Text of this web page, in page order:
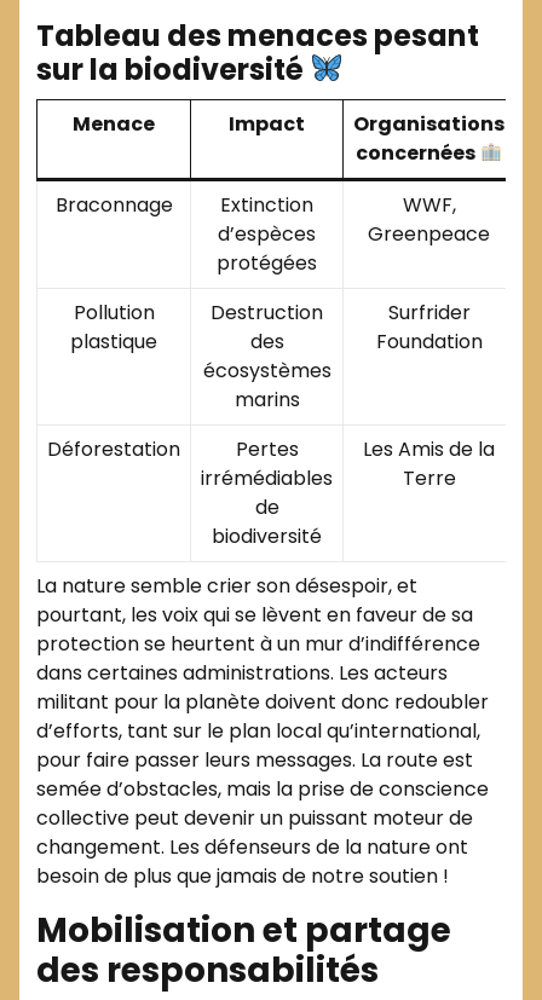
Tableau des menaces pesant
sur la biodiversité
Menace Impact
Organisations
concernées
Braconnage
Extinction
d’espèces
protégées
WWF,
Greenpeace
Pollution
plastique
Destruction
des
écosystèmes
marins
Surfrider
Foundation
Déforestation
Pertes
irrémédiables
de
biodiversité
Les Amis de la
Terre
La nature semble crier son désespoir, et
pourtant, les voix qui se lèvent en faveur de sa
protection se heurtent à un mur d’indifférence
dans certaines administrations. Les acteurs
militant pour la planète doivent donc redoubler
d’efforts, tant sur le plan local qu’international,
pour faire passer leurs messages. La route est
semée d’obstacles, mais la prise de conscience
collective peut devenir un puissant moteur de
changement. Les défenseurs de la nature ont
besoin de plus que jamais de notre soutien !
Mobilisation et partage
des responsabilités